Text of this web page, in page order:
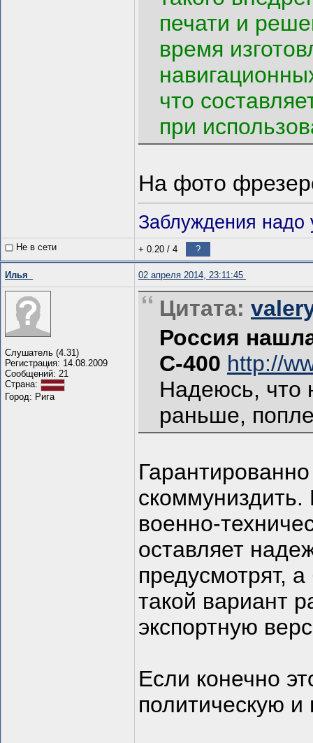
печати и
время
что
при
На фото
Заблуждения надо
Не в сети + 0.20 / 4 ?
Илья_ 02 апреля 2014, 23:11:45
Слушатель (4.31)
Регистрация: 14.08.2009
Сообщений: 21
Страна:
Город: Рига
Цитата:
Россия
С-400 http://
Надеюсь, что
раньше,
военно-
оставляет
предусмотрят,
такой вариант
экспортную
Если конечно
политическую и